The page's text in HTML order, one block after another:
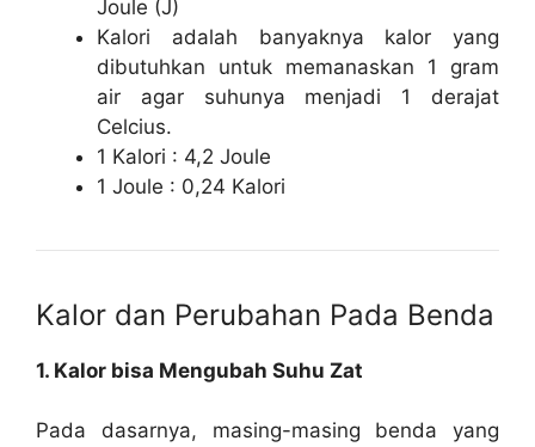
Joule (J)
Kalori adalah banyaknya kalor yang
dibutuhkan untuk memanaskan 1 gram
air agar suhunya menjadi 1 derajat
Celcius.
1 Kalori : 4,2 Joule
1 Joule : 0,24 Kalori
Kalor dan Perubahan Pada Benda
1. Kalor bisa Mengubah Suhu Zat
Pada dasarnya, masing-masing benda yang